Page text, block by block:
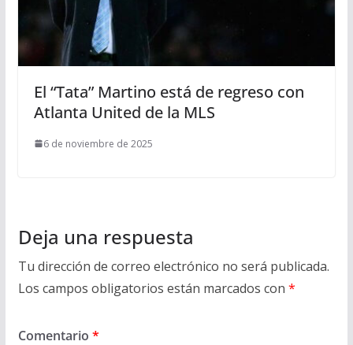
El “Tata” Martino está de regreso con
Atlanta United de la MLS
6 de noviembre de 2025
Deja una respuesta
Tu dirección de correo electrónico no será publicada.
Los campos obligatorios están marcados con *
Comentario *